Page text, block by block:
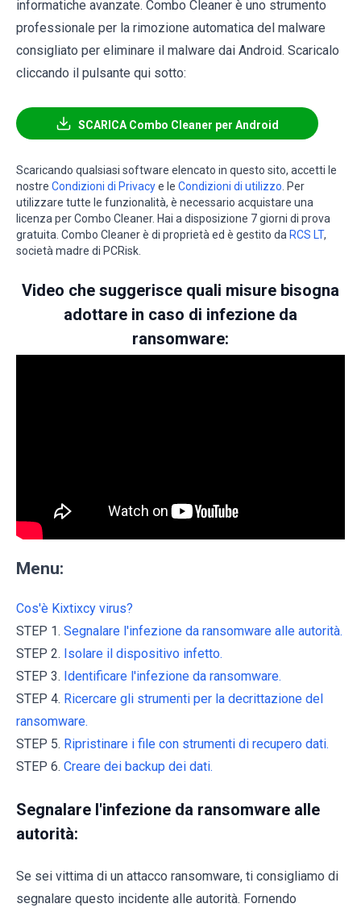
informatiche avanzate. Combo Cleaner è uno strumento
professionale per la rimozione automatica del malware
consigliato per eliminare il malware dai Android. Scaricalo
cliccando il pulsante qui sotto:
SCARICA Combo Cleaner per Android
Scaricando qualsiasi software elencato in questo sito, accetti le
nostre Condizioni di Privacye le Condizioni di utilizzo . Per
utilizzare tutte le funzionalità, è necessario acquistare una
licenza per Combo Cleaner. Hai a disposizione 7 giorni di prova
gratuita. Combo Cleaner è di proprietà ed è gestito da RCS LT,
società madre di PCRisk.
Video che suggerisce quali misure bisogna
adottare in caso di infezione da
ransomware:
Menu:
Cos'è Kixtixcy virus?
STEP 1. Segnalare l'infezione da ransomware alle autorità.
STEP 2. Isolare il dispositivo infetto.
STEP 3. Identificare l'infezione da ransomware.
STEP 4. Ricercare gli strumenti per la decrittazione del
ransomware.
STEP 5. Ripristinare i file con strumenti di recupero dati.
STEP 6. Creare dei backup dei dati.
Segnalare l'infezione da ransomware alle
autorità:
Se sei vittima di un attacco ransomware, ti consigliamo di
segnalare questo incidente alle autorità. Fornendo